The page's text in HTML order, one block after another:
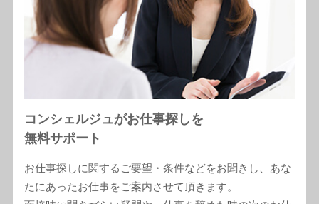
コンシェルジュがお仕事探しを
無料サポート
お仕事探しに関するご要望・条件などをお聞きし、あな
たにあったお仕事をご案内させて頂きます。